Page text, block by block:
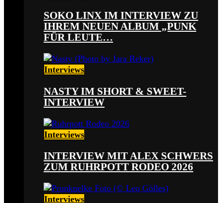
SOKO LINX IM INTERVIEW ZU
IHREM NEUEN ALBUM „PUNK
FÜR LEUTE…
Interviews
NASTY IM SHORT & SWEET-
INTERVIEW
Interviews
INTERVIEW MIT ALEX SCHWERS
ZUM RUHRPOTT RODEO 2026
Interviews